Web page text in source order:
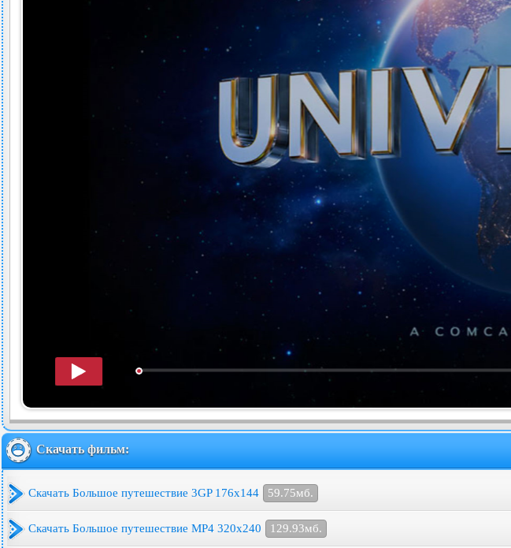
Скачать фильм:
Скачать Большое путешествие 3GP 176x144 59.75мб.
Скачать Большое путешествие MP4 320x240 129.93мб.